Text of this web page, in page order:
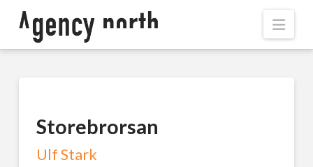
Storebrorsan
Ulf Stark